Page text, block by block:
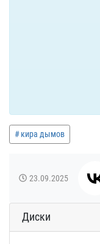
кира дымов
23.09.2025
Диски